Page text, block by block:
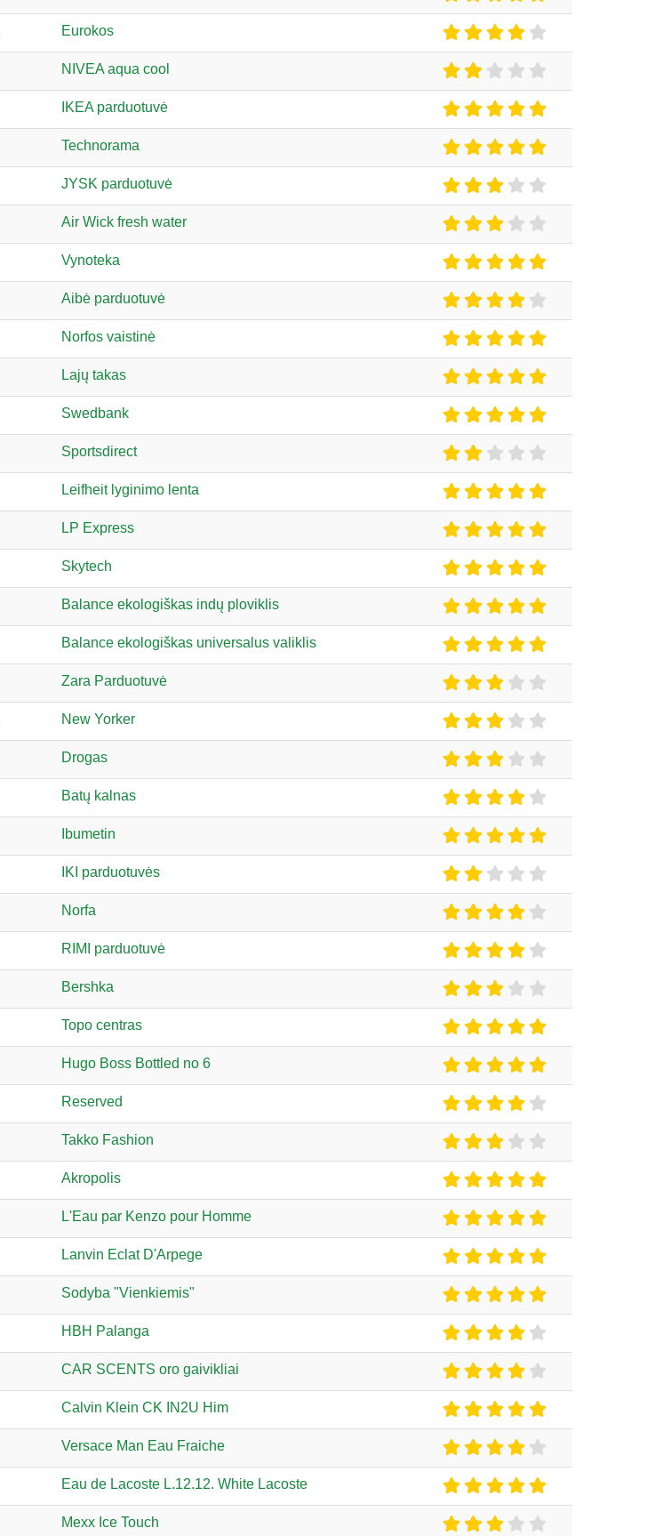
Eurokos
NIVEA aqua cool
IKEA parduotuvė
Technorama
JYSK parduotuvė
Air Wick fresh water
Vynoteka
Aibė parduotuvė
Norfos vaistinė
Lajų takas
Swedbank
Sportsdirect
Leifheit lyginimo lenta
LP Express
Skytech
Balance ekologiškas indų ploviklis
Balance ekologiškas universalus valiklis
Zara Parduotuvė
New Yorker
Drogas
Batų kalnas
Ibumetin
IKI parduotuvės
Norfa
RIMI parduotuvė
Bershka
Topo centras
Hugo Boss Bottled no 6
Reserved
Takko Fashion
Akropolis
L'Eau par Kenzo pour Homme
Lanvin Eclat D'Arpege
Sodyba "Vienkiemis"
HBH Palanga
CAR SCENTS oro gaivikliai
Calvin Klein CK IN2U Him
Versace Man Eau Fraiche
Eau de Lacoste L.12.12. White Lacoste
Mexx Ice Touch